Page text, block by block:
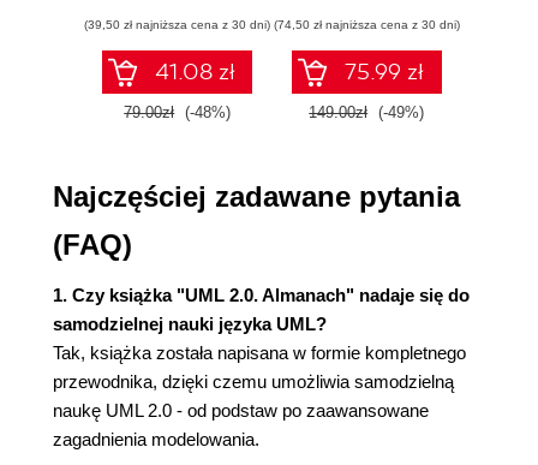
Kolaboracje (73)
Przypadki kolaboracji (75)
Rozdział 5. Diagramy komponentów (77)
Rozdział 6. Diagramy wdrożenia (87)
Artefakty (87)
Węzły (89)
Wdrażanie (93)
Nietypowe diagramy wdrożenia (96)
Rozdział 7. Diagramy przypadków użycia (99)
Przypadki użycia (99)
Aktorzy (100)
Zaawansowane modelowanie przypadków użycia
(39,50 zł najniższa cena z 30 dni)
41.08 zł
79.00zł (-48%)
(74,50 zł najniższa cena z 30 dni)
75.99 zł
149.00zł (-49%)
Najczęściej zadawane pytania
(FAQ)
1. Czy książka "UML 2.0. Almanach" nadaje się do
samodzielnej nauki języka UML?
Tak, książka została napisana w formie kompletnego
przewodnika, dzięki czemu umożliwia samodzielną
naukę UML 2.0 - od podstaw po zaawansowane
zagadnienia modelowania.